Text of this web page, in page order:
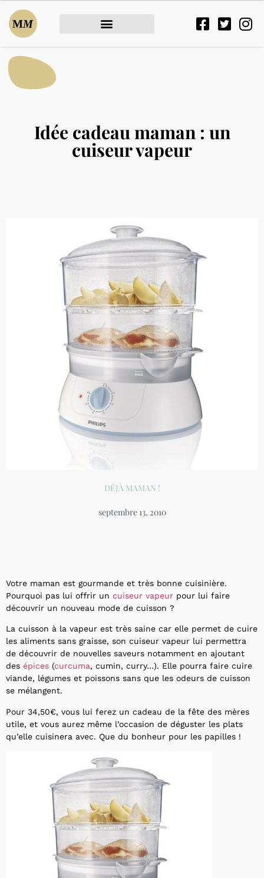
Idée cadeau maman : un
cuiseur vapeur
DÉJÀ MAMAN !
septembre 13, 2010
Votre maman est gourmande et très bonne cuisinière.
Pourquoi pas lui offrir un cuiseur vapeur pour lui faire
découvrir un nouveau mode de cuisson ?
La cuisson à la vapeur est très saine car elle permet de cuire
les aliments sans graisse, son cuiseur vapeur lui permettra
de découvrir de nouvelles saveurs notamment en ajoutant
des épices (curcuma, cumin, curry…). Elle pourra faire cuire
viande, légumes et poissons sans que les odeurs de cuisson
se mélangent.
Pour 34,50€, vous lui ferez un cadeau de la fête des mères
utile, et vous aurez même l’occasion de déguster les plats
qu’elle cuisinera avec. Que du bonheur pour les papilles !